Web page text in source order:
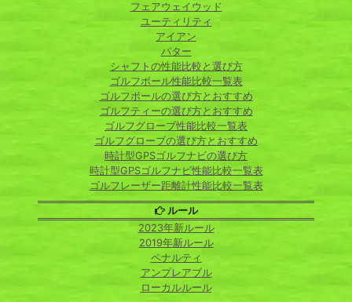
フェアウェイウッド
ユーティリティ
アイアン
パター
シャフトの性能比較と選び方
ゴルフボール性能比較一覧表
ゴルフボールの選び方とおすすめ
ゴルフティーの選び方とおすすめ
ゴルフグローブ性能比較一覧表
ゴルフグローブの選び方とおすすめ
時計型GPSゴルフナビの選び方
時計型GPSゴルフナビ性能比較一覧表
ゴルフレーザー距離計性能比較一覧表
ルール
2023年新ルール
2019年新ルール
ペナルティ
アンプレアブル
ローカルルール